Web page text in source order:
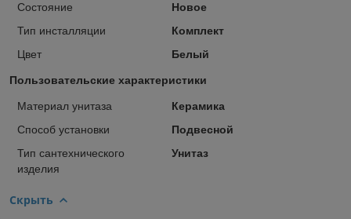
Состояние
Новое
Тип инсталляции
Комплект
Цвет
Белый
Пользовательские характеристики
Материал унитаза
Керамика
Способ установки
Подвесной
Тип сантехнического
изделия
Унитаз
Скрыть